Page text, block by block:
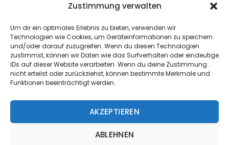
Zustimmung verwalten
Um dir ein optimales Erlebnis zu bieten, verwenden wir
Technologien wie Cookies, um Geräteinformationen zu speichern
und/oder darauf zuzugreifen. Wenn du diesen Technologien
zustimmst, können wir Daten wie das Surfverhalten oder eindeutige
IDs auf dieser Website verarbeiten. Wenn du deine Zustimmung
nicht erteilst oder zurückziehst, können bestimmte Merkmale und
Funktionen beeinträchtigt werden.
AKZEPTIEREN
ABLEHNEN
kuchen lange Teigführung Langzeitführung
Sauerteig
Sauerteig fermentieren Sauerteig Rezept selbstgemacht Sesam
Weissbrot
Übernachtgare